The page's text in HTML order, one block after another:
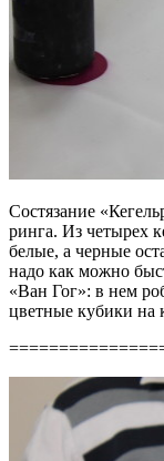
Состязание
ринга. Из четырех
белые, а черные
надо как можно
«Ван Гог»: в нем
цветные кубики на